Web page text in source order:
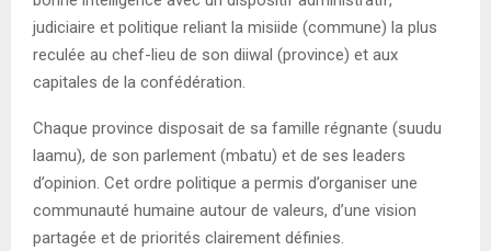
judiciaire et politique reliant la misiide (commune) la plus
reculée au chef-lieu de son diiwal (province) et aux
capitales de la confédération.
Chaque province disposait de sa famille régnante (suudu
laamu), de son parlement (mbatu) et de ses leaders
d’opinion. Cet ordre politique a permis d’organiser une
communauté humaine autour de valeurs, d’une vision
partagée et de priorités clairement définies.